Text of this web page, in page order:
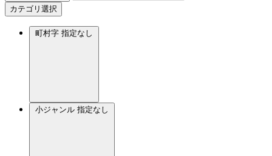
カテゴリ選択
町村字 指定なし
小ジャンル 指定なし